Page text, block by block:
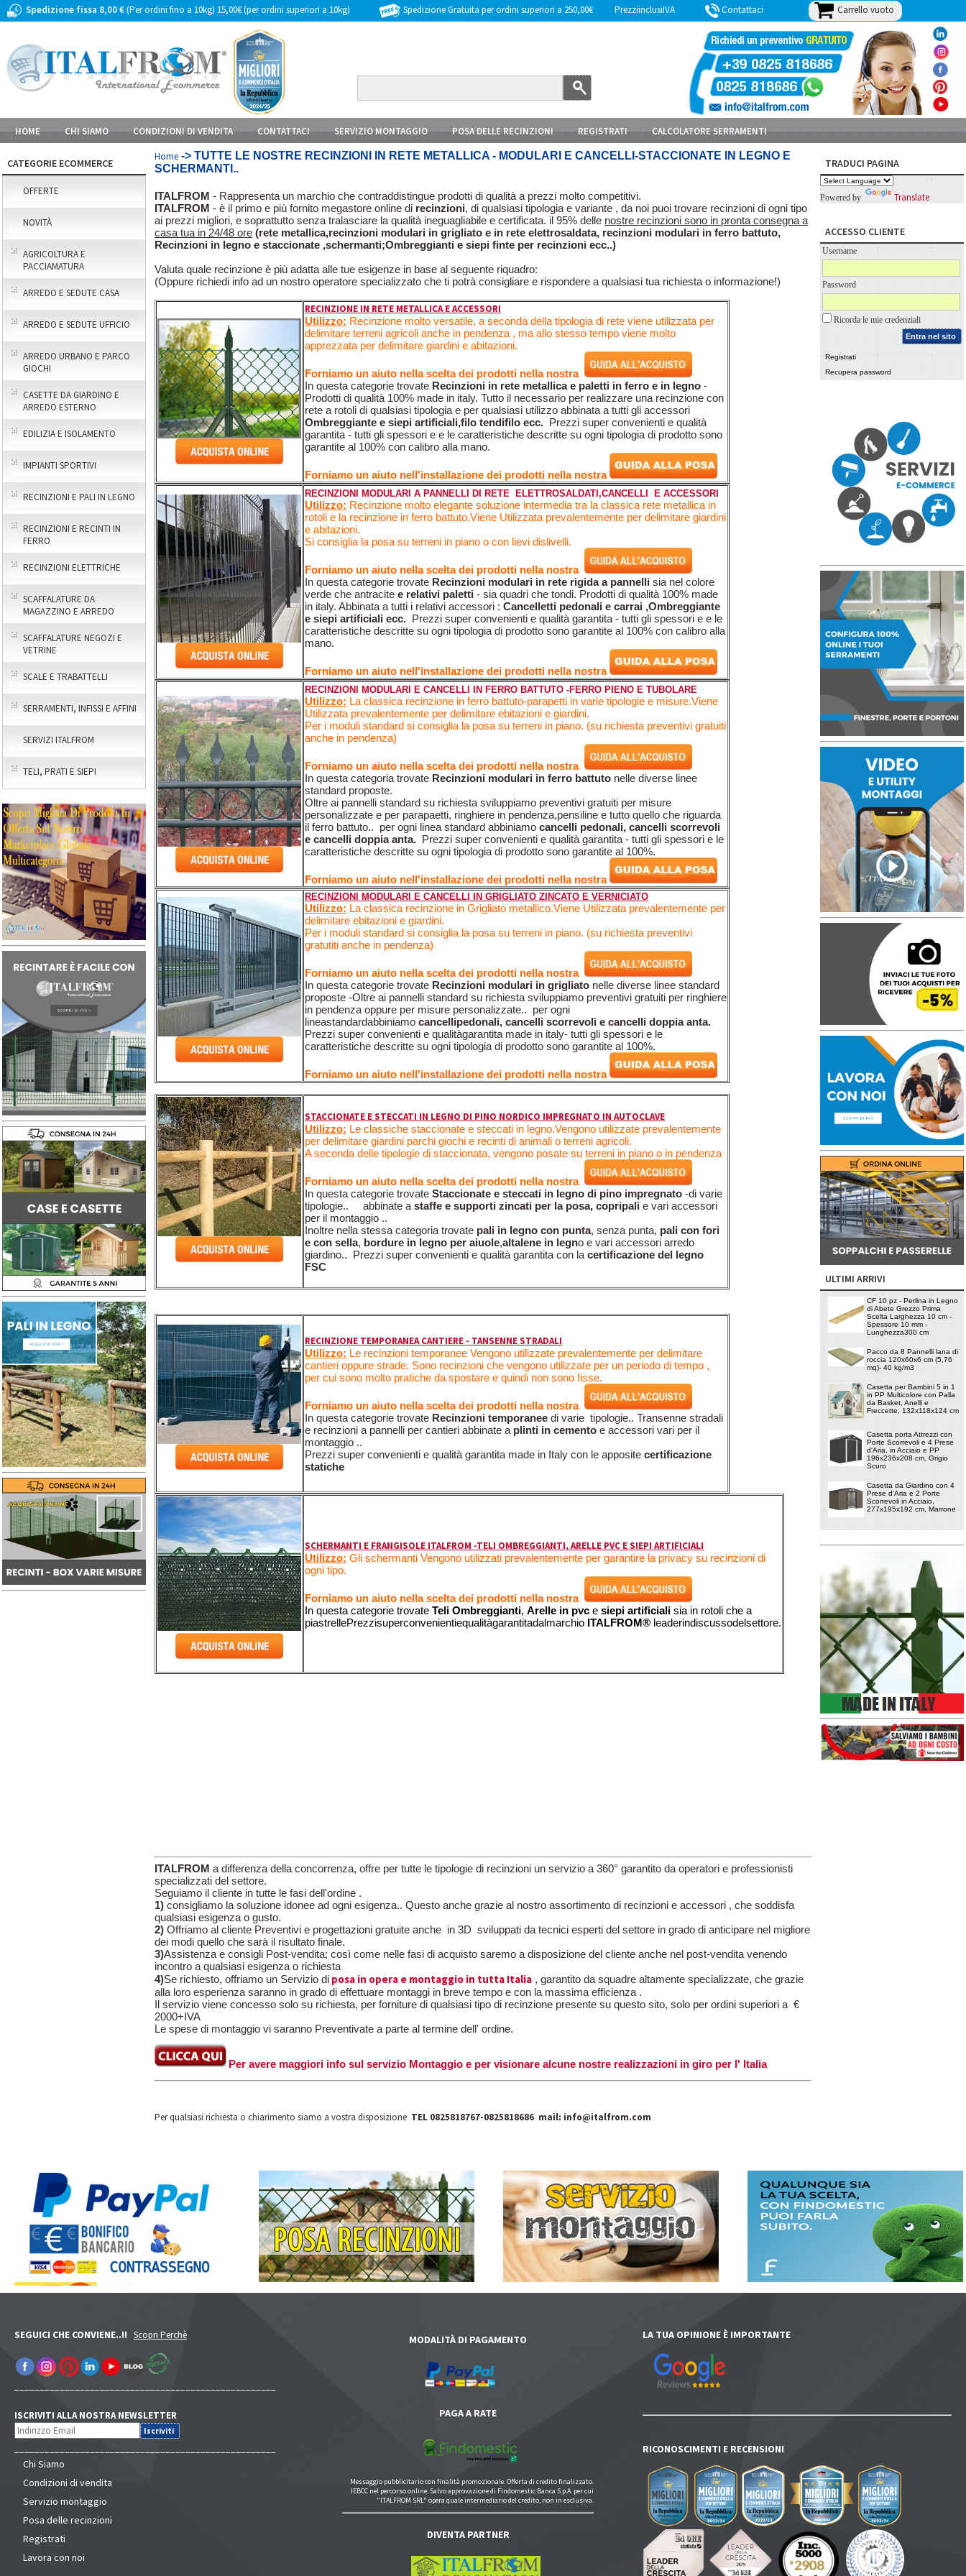
Spedizione fissa 8,00 €(Per ordini fino a 10kg) 15,00€ (per ordini superiori a 10kg) Spedizione Gratuita per ordini superiori a 250,00€ PrezziinclusiIVA Contattaci Carrello vuoto
HOME CHI SIAMO CONDIZIONI DI VENDITA CONTATTACI SERVIZIO MONTAGGIO POSA DELLE RECINZIONI REGISTRATI CALCOLATORE SERRAMENTI
CATEGORIE ECOMMERCE
OFFERTE
NOVITÀ
AGRICOLTURA E
PACCIAMATURA
ARREDO E SEDUTE CASA
ARREDO E SEDUTE UFFICIO
ARREDO URBANO E PARCO
GIOCHI
CASETTE DA GIARDINO E
ARREDO ESTERNO
EDILIZIA E ISOLAMENTO
IMPIANTI SPORTIVI
RECINZIONI E PALI IN LEGNO
RECINZIONI E RECINTI IN
FERRO
RECINZIONI ELETTRICHE
SCAFFALATURE DA
MAGAZZINO E ARREDO
SCAFFALATURE NEGOZI E
VETRINE
SCALE E TRABATTELLI
SERRAMENTI, INFISSI E AFFINI
SERVIZI ITALFROM
TELI, PRATI E SIEPI
Home -> TUTTE LE NOSTRE RECINZIONI IN RETE METALLICA - MODULARI E CANCELLI-STACCIONATE IN LEGNO E
SCHERMANTI..
ITALFROM - Rappresenta un marchio che contraddistingue prodotti di qualità a prezzi molto competitivi.
ITALFROM - è il primo e più fornito megastore online di recinzioni, di qualsiasi tipologia e variante , da noi puoi trovare recinzioni di ogni tipo
ai prezzi migliori, e soprattutto senza tralasciare la qualità ineguagliabile e certificata. il 95% delle nostre recinzioni sono in pronta consegna a
casa tua in 24/48 ore (rete metallica,recinzioni modulari in grigliato e in rete elettrosaldata, recinzioni modulari in ferro battuto,
Recinzioni in legno e staccionate ,schermanti;Ombreggianti e siepi finte per recinzioni ecc..)
Valuta quale recinzione è più adatta alle tue esigenze in base al seguente riquadro:
(Oppure richiedi info ad un nostro operatore specializzato che ti potrà consigliare e rispondere a qualsiasi tua richiesta o informazione!)
RECINZIONE IN RETE METALLICA E ACCESSORI
Utilizzo: Recinzione molto versatile, a seconda della tipologia di rete viene utilizzata per
delimitare terreni agricoli anche in pendenza , ma allo stesso tempo viene molto
apprezzata per delimitare giardini e abitazioni.
Forniamo un aiuto nella scelta dei prodotti nella nostra
In questa categorie trovate Recinzioni in rete metallica e paletti in ferro e in legno -
Prodotti di qualità 100% made in italy. Tutto il necessario per realizzare una recinzione con
rete a rotoli di qualsiasi tipologia e per qualsiasi utilizzo abbinata a tutti gli accessori
Ombreggiante e siepi artificiali,filo tendifilo ecc. Prezzi super convenienti e qualità
garantita - tutti gli spessori e e le caratteristiche descritte su ogni tipologia di prodotto sono
garantite al 100% con calibro alla mano.
Forniamo un aiuto nell'installazione dei prodotti nella nostra
RECINZIONI MODULARI A PANNELLI DI RETE ELETTROSALDATI,CANCELLI E ACCESSORI
Utilizzo: Recinzione molto elegante soluzione intermedia tra la classica rete metallica in
rotoli e la recinzione in ferro battuto.Viene Utilizzata prevalentemente per delimitare giardini
e abitazioni.
Si consiglia la posa su terreni in piano o con lievi dislivelli.
Forniamo un aiuto nella scelta dei prodotti nella nostra
In questa categorie trovate Recinzioni modulari in rete rigida a pannelli sia nel colore
verde che antracite e relativi paletti - sia quadri che tondi. Prodotti di qualità 100% made
in italy. Abbinata a tutti i relativi accessori : Cancelletti pedonali e carrai ,Ombreggiante
e siepi artificiali ecc. Prezzi super convenienti e qualità garantita - tutti gli spessori e e le
caratteristiche descritte su ogni tipologia di prodotto sono garantite al 100% con calibro alla
mano.
Forniamo un aiuto nell'installazione dei prodotti nella nostra
RECINZIONI MODULARI E CANCELLI IN FERRO BATTUTO -FERRO PIENO E TUBOLARE
Utilizzo: La classica recinzione in ferro battuto-parapetti in varie tipologie e misure.Viene
Utilizzata prevalentemente per delimitare ebitazioni e giardini.
Per i moduli standard si consiglia la posa su terreni in piano. (su richiesta preventivi gratuiti
anche in pendenza)
Forniamo un aiuto nella scelta dei prodotti nella nostra
In questa categoria trovate Recinzioni modulari in ferro battuto nelle diverse linee
standard proposte.
Oltre ai pannelli standard su richiesta sviluppiamo preventivi gratuiti per misure
personalizzate e per parapaetti, ringhiere in pendenza,pensiline e tutto quello che riguarda
il ferro battuto.. per ogni linea standard abbiniamo cancelli pedonali, cancelli scorrevoli
e cancelli doppia anta. Prezzi super convenienti e qualità garantita - tutti gli spessori e le
caratteristiche descritte su ogni tipologia di prodotto sono garantite al 100%.
Forniamo un aiuto nell'installazione dei prodotti nella nostra
RECINZIONI MODULARI E CANCELLI IN GRIGLIATO ZINCATO E VERNICIATO
Utilizzo: La classica recinzione in Grigliato metallico.Viene Utilizzata prevalentemente per
delimitare ebitazioni e giardini.
Per i moduli standard si consiglia la posa su terreni in piano. (su richiesta preventivi
gratutiti anche in pendenza)
Forniamo un aiuto nella scelta dei prodotti nella nostra
In questa categorie trovate Recinzioni modulari in grigliato nelle diverse linee standard
proposte -Oltre ai pannelli standard su richiesta sviluppiamo preventivi gratuiti per ringhiere
in pendenza oppure per misure personalizzate.. per ogni
lineastandardabbiniamo cancellipedonali, cancelli scorrevoli e cancelli doppia anta.
Prezzi super convenienti e qualitàgarantita made in italy- tutti gli spessori e le
caratteristiche descritte su ogni tipologia di prodotto sono garantite al 100%.
Forniamo un aiuto nell'installazione dei prodotti nella nostra
STACCIONATE E STECCATI IN LEGNO DI PINO NORDICO IMPREGNATO IN AUTOCLAVE
Utilizzo: Le classiche staccionate e steccati in legno.Vengono utilizzate prevalentemente
per delimitare giardini parchi giochi e recinti di animali o terreni agricoli.
A seconda delle tipologie di staccionata, vengono posate su terreni in piano o in pendenza
Forniamo un aiuto nella scelta dei prodotti nella nostra
In questa categorie trovate Staccionate e steccati in legno di pino impregnato -di varie
tipologie.. abbinate a staffe e supporti zincati per la posa, copripali e vari accessori
per il montaggio ..
Inoltre nella stessa categoria trovate pali in legno con punta, senza punta, pali con fori
e con sella, bordure in legno per aiuole,altalene in legno e vari accessori arredo
giardino.. Prezzi super convenienti e qualità garantita con la certificazione del legno
FSC
RECINZIONE TEMPORANEA CANTIERE - TANSENNE STRADALI
Utilizzo: Le recinzioni temporanee Vengono utilizzate prevalentemente per delimitare
cantieri oppure strade. Sono recinzioni che vengono utilizzate per un periodo di tempo ,
per cui sono molto pratiche da spostare e quindi non sono fisse.
Forniamo un aiuto nella scelta dei prodotti nella nostra
In questa categorie trovate Recinzioni temporanee di varie tipologie.. Transenne stradali
e recinzioni a pannelli per cantieri abbinate a plinti in cemento e accessori vari per il
montaggio ..
Prezzi super convenienti e qualità garantita made in Italy con le apposite certificazione
statiche
SCHERMANTI E FRANGISOLE ITALFROM -TELI OMBREGGIANTI, ARELLE PVC E SIEPI ARTIFICIALI
Utilizzo: Gli schermanti Vengono utilizzati prevalentemente per garantire la privacy su recinzioni di
ogni tipo.
Forniamo un aiuto nella scelta dei prodotti nella nostra
In questa categorie trovate Teli Ombreggianti, Arelle in pvc e siepi artificiali sia in rotoli che a
piastrellePrezzisuperconvenientiequalitàgarantitadalmarchio ITALFROM® leaderindiscussodelsettore.
ITALFROM a differenza della concorrenza, offre per tutte le tipologie di recinzioni un servizio a 360° garantito da operatori e professionisti
specializzati del settore.
Seguiamo il cliente in tutte le fasi dell'ordine .
1) consigliamo la soluzione idonee ad ogni esigenza.. Questo anche grazie al nostro assortimento di recinzioni e accessori , che soddisfa
qualsiasi esigenza o gusto.
2) Offriamo al cliente Preventivi e progettazioni gratuite anche in 3D sviluppati da tecnici esperti del settore in grado di anticipare nel migliore
dei modi quello che sarà il risultato finale.
3)Assistenza e consigli Post-vendita; così come nelle fasi di acquisto saremo a disposizione del cliente anche nel post-vendita venendo
incontro a qualsiasi esigenza o richiesta
4)Se richiesto, offriamo un Servizio di posa in opera e montaggio in tutta Italia , garantito da squadre altamente specializzate, che grazie
alla loro esperienza saranno in grado di effettuare montaggi in breve tempo e con la massima efficienza .
Il servizio viene concesso solo su richiesta, per forniture di qualsiasi tipo di recinzione presente su questo sito, solo per ordini superiori a €
2000+IVA
Le spese di montaggio vi saranno Preventivate a parte al termine dell' ordine.
Per avere maggiori info sul servizio Montaggio e per visionare alcune nostre realizzazioni in giro per l' Italia
Per qualsiasi richiesta o chiarimento siamo a vostra disposizione TEL 0825818767-0825818686 mail: info@italfrom.com
TRADUCI PAGINA
Powered by Translate
ACCESSO CLIENTE
Username
Password
Ricorda le mie credenziali
Entra nel sito
Registrati
Recupera password
ULTIMI ARRIVI
CF 10 pz - Perlina in Legno
di Abete Grezzo Prima
Scelta Larghezza 10 cm -
Spessore 10 mm -
Lunghezza300 cm
Pacco da 8 Pannelli lana di
roccia 120x60x6 cm (5,76
mq)- 40 kg/m3
Casetta per Bambini 5 in 1
in PP Multicolore con Palla
da Basket, Anelli e
Freccette, 132x118x124 cm
Casetta porta Attrezzi con
Porte Scorrevoli e 4 Prese
d'Aria, in Acciaio e PP
196x236x208 cm, Grigio
Scuro
Casetta da Giardino con 4
Prese d'Aria e 2 Porte
Scorrevoli in Acciaio,
277x195x192 cm, Marrone
SEGUICI CHE CONVIENE..!! Scopri Perchè
ISCRIVITI ALLA NOSTRA NEWSLETTER
Chi Siamo
Condizioni di vendita
Servizio montaggio
Posa delle recinzioni
Registrati
Lavora con noi
MODALITÀ DI PAGAMENTO
PAGA A RATE
Messaggio pubblicitario con finalità promozionale. Offerta di credito finalizzato.
IEBCC nel percorso online. Salvo approvazione di Findomestic Banca S.p.A. per cui
"ITALFROM SRL" opera quale intermediario del credito, non in esclusiva.
DIVENTA PARTNER
LA TUA OPINIONE È IMPORTANTE
RICONOSCIMENTI E RECENSIONI